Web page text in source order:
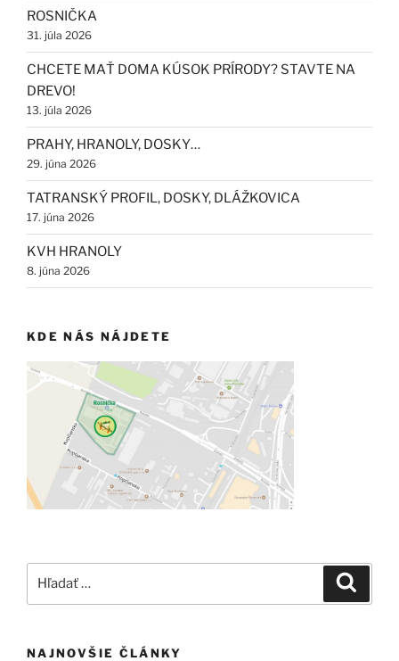
ROSNIČKA
31. júla 2026
CHCETE MAŤ DOMA KÚSOK PRÍRODY? STAVTE NA
DREVO!
13. júla 2026
PRAHY, HRANOLY, DOSKY…
29. júna 2026
TATRANSKÝ PROFIL, DOSKY, DLÁŽKOVICA
17. júna 2026
KVH HRANOLY
8. júna 2026
KDE NÁS NÁJDETE
NAJNOVŠIE ČLÁNKY